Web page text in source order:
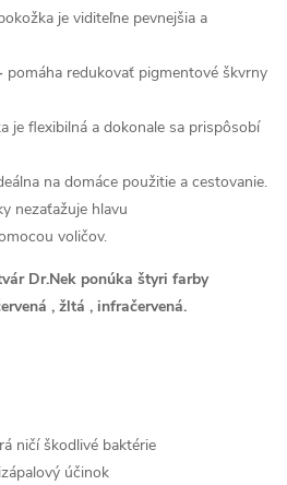
je viditeľne pevnejšia a
pomáha redukovať pigmentové škvrny
je flexibilná a dokonale sa prispôsobí
na domáce použitie a cestovanie.
nezaťažuje hlavu
voličov.
Dr.Nek ponúka štyri farby
, žltá , infračervená.
ničí škodlivé baktérie
účinok